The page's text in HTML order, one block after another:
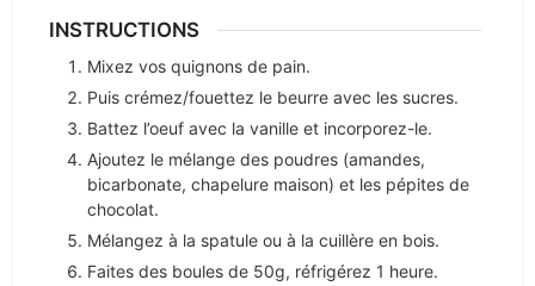
INSTRUCTIONS
Mixez vos quignons de pain.
Puis crémez/fouettez le beurre avec les sucres.
Battez l’oeuf avec la vanille et incorporez-le.
Ajoutez le mélange des poudres (amandes,
bicarbonate, chapelure maison) et les pépites de
chocolat.
Mélangez à la spatule ou à la cuillère en bois.
Faites des boules de 50g, réfrigérez 1 heure.